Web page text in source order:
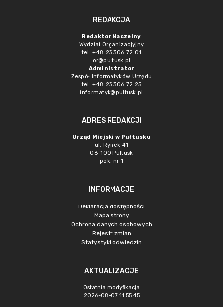
REDAKCJA
Redaktor Naczelny
Wydział Organizacjyjny
tel. +48 23 306 72 01
or@pultusk.pl
Administrator
Zespół Informatyków Urzędu
tel. +48 23 306 72 25
informatyk@pultusk.pl
ADRES REDAKCJI
Urząd Miejski w Pułtusku
ul. Rynek 41
06-100 Pułtusk
pok. nr 1
INFORMACJE
Deklaracja dostępności
Mapa strony
Ochrona danych osobowych
Rejestr zmian
Statystyki odwiedzin
AKTUALIZACJE
Ostatnia modyfikacja
2026-08-07 11:55:45